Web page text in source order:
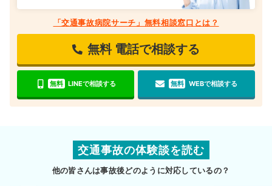
「交通事故病院サーチ」無料相談窓口とは？
無料 電話で相談する
無料 LINEで相談する 無料 WEBで相談する
交通事故の体験談を読む
他の皆さんは事故後どのように対応しているの？